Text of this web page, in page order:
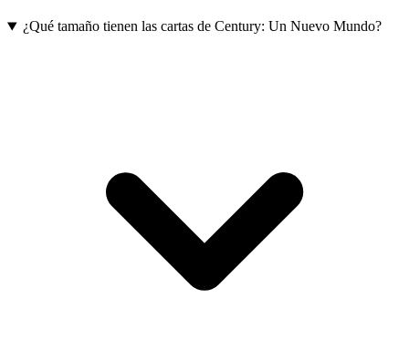
¿Qué tamaño tienen las cartas de Century: Un Nuevo Mundo?